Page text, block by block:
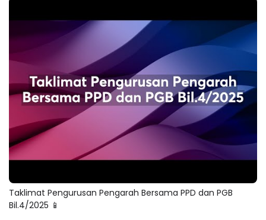
Taklimat Pengurusan Pengarah Bersama PPD dan PGB
Bil.4/2025 📱